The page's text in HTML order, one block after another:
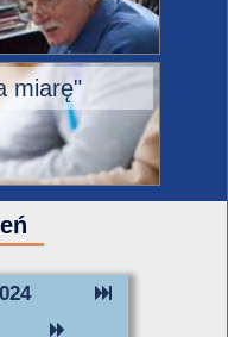
miarę"